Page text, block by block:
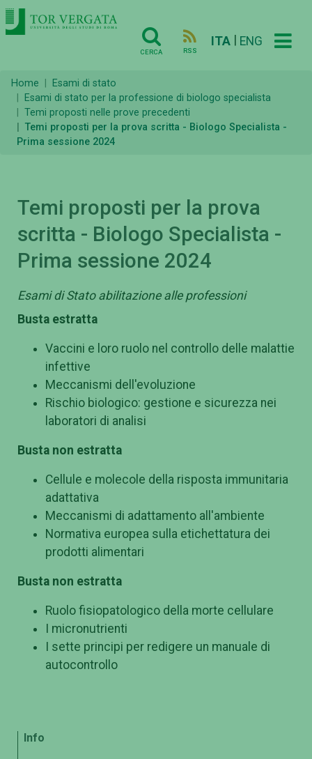
CERCA RSS
ITA ENG
Home
Esami di stato
Esami di stato per la professione di biologo specialista
Temi proposti nelle prove precedenti
Temi proposti per la prova scritta - Biologo Specialista -
Prima sessione 2024
Temi proposti per la prova
scritta - Biologo Specialista -
Prima sessione 2024
Esami di Stato abilitazione alle professioni
Busta estratta
Vaccini e loro ruolo nel controllo delle malattie
infettive
Meccanismi dell'evoluzione
Rischio biologico: gestione e sicurezza nei
laboratori di analisi
Busta non estratta
Cellule e molecole della risposta immunitaria
adattativa
Meccanismi di adattamento all'ambiente
Normativa europea sulla etichettatura dei
prodotti alimentari
Busta non estratta
Ruolo fisiopatologico della morte cellulare
I micronutrienti
I sette principi per redigere un manuale di
autocontrollo
Info